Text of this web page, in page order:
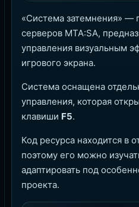
«Система затемнения» —
серверов MTA:SA,
управления визуальным
игрового экрана.
Система оснащена
управления, которая
клавиши F5.
Код ресурса находится в
поэтому его можно
адаптировать под
проекта.